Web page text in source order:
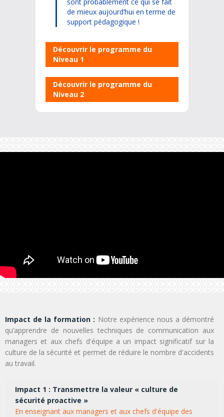
sont probablement ce qui se fait
de mieux aujourd’hui en terme de
support pédagogique !
Découvrir le programme du
Niveau 1
Découvrir le programme du
Niveau 2
Impact de la formation : Notre expérience nous a démontré
qu’apprendre de nouvelles techniques de communication aux
managers et aux chefs d'équipe a un impact significatif sur la
culture de la sécurité et permet de réduire le nombre d'accidents
au travail.
Impact 1 : Transmettre la valeur « culture de
sécurité proactive »
En enseignant aux managers et aux chefs d'équipe des